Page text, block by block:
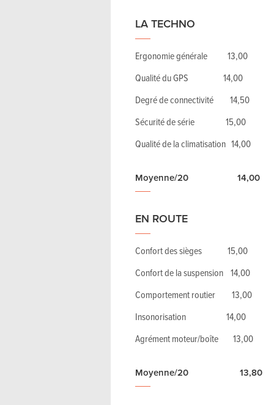
LA TECHNO
Ergonomie générale 13,00
Qualité du GPS 14,00
Degré de connectivité 14,50
Sécurité de série 15,00
Qualité de la climatisation 14,00
Moyenne/20 14,00
EN ROUTE
Confort des sièges 15,00
Confort de la suspension 14,00
Comportement routier 13,00
Insonorisation 14,00
Agrément moteur/boîte 13,00
Moyenne/20 13,80